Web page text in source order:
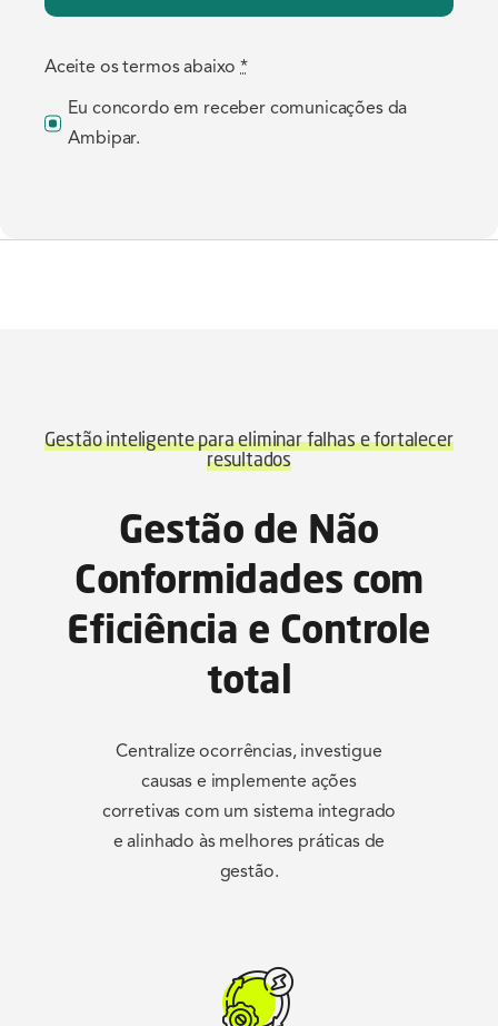
Aceite os termos abaixo*
Eu concordo em receber comunicações da
Ambipar.
Gestão inteligente para eliminar falhas e fortalecer
resultados
Gestão de Não
Conformidades com
Eficiência e Controle
total
Centralize ocorrências, investigue
causas e implemente ações
corretivas com um sistema integrado
e alinhado às melhores práticas de
gestão.